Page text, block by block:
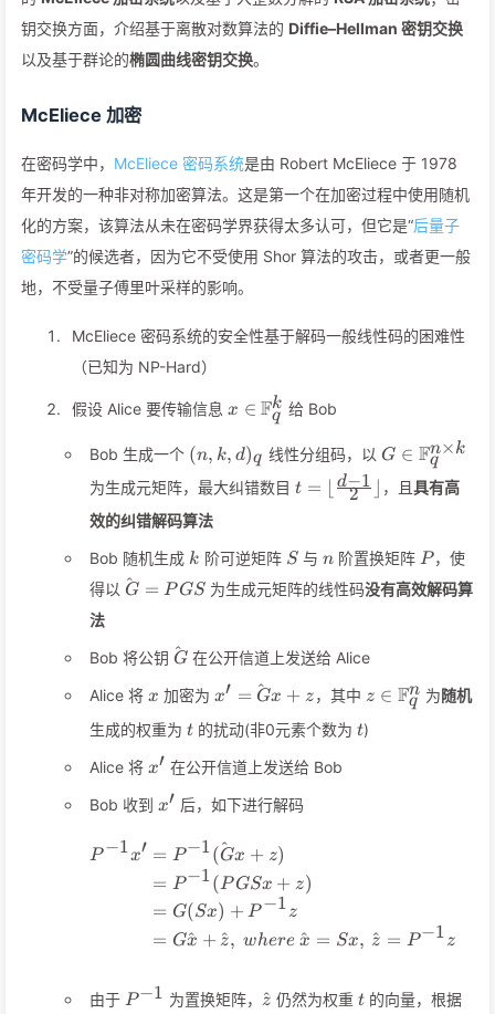
钥交换方面，介绍基于离散对数算法的 Diffie–Hellman 密钥交换
以及基于群论的椭圆曲线密钥交换。
McEliece 加密
在密码学中， McEliece 密码系统是由 Robert McEliece 于 1978
年开发的一种非对称加密算法。这是第一个在加密过程中使用随机
化的方案，该算法从未在密码学界获得太多认可，但它是“后量子
密码学”的候选者，因为它不受使用 Shor 算法的攻击，或者更一般
地，不受量子傅里叶采样的影响。
McEliece 密码系统的安全性基于解码一般线性码的困难性
（已知为 NP-Hard）
假设 Alice 要传输信息 x\in\mathbb{F}_q^{k}
x ∈ Fq
k 给 Bob
Bob 生成一个 (n,k,d)_q
(n, k, d)q 线性分组码，以G ∈ Fq
n×k
为生成元矩阵，最大纠错数目 t=\lfloor\frac{d-
1}{2}\rfloor
t = 2
d−1 ，且具有高
效的纠错解码算法
Bob 随机生成 k
k 阶可逆矩阵 S
S与 n
n阶置换矩阵 P
P，使
得以 \hat{G}=PGS
G
^ = PGS为生成元矩阵的线性码没有高效解码算
法
Bob 将公钥 \hat{G}
G
^ 在公开信道上发送给 Alice
Alice 将 x
x 加密为 x'=\hat{G}x+z
x′ = G
^ x + z，其中 z ∈ Fq
n 为随机
生成的权重为 t
t 的扰动(非0元素个数为 t
t)
Alice 将 x'
x′ 在公开信道上发送给 Bob
Bob 收到 x'
x′ 后，如下进行解码
\begin{align*} P^{-
P −1x′ = P−1(G
^ x + z)
= P−1(PGSx + z)
= G(Sx) + P −1z
= Gx
^ + z
^, where x
^ = Sx, z
^ = P −1z
由于 P^{-1}
P−1 为置换矩阵， \hat{z}
z
^ 仍然为权重t
t 的向量，根据